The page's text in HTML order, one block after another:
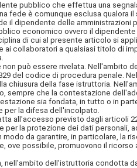
pubblico che effettua una
fede è comunque esclusa
il dipendente delle amministrazioni
economico ovvero il
di cui al presente articolo si
ai collaboratori a qualsiasi titolo di
non può essere rivelata. Nell'ambito
del codice di procedura penale.
chiusura della fase istruttoria.
sempre che la contestazione
sia fondata, in tutto o in
per la difesa dell'incolpato.
all'accesso previsto dagli articoli
per la protezione dei dati
da garantire, in particolare, la
ove possibile, promuovono il
nell'ambito dell'istruttoria condotta